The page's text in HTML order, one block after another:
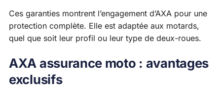
Ces garanties montrent l’engagement d’AXA pour une
protection complète. Elle est adaptée aux motards,
quel que soit leur profil ou leur type de deux-roues.
AXA assurance moto : avantages
exclusifs